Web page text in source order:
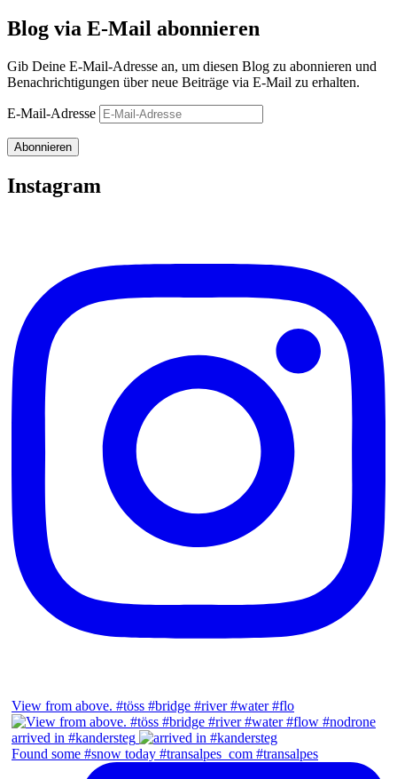
Blog via E-Mail abonnieren
Gib Deine E-Mail-Adresse an, um diesen Blog zu abonnieren und
Benachrichtigungen über neue Beiträge via E-Mail zu erhalten.
E-Mail-Adresse
Abonnieren
Instagram
View from above. #töss #bridge #river #water #flo
arrived in #kandersteg
Found some #snow today #transalpes_com #transalpes